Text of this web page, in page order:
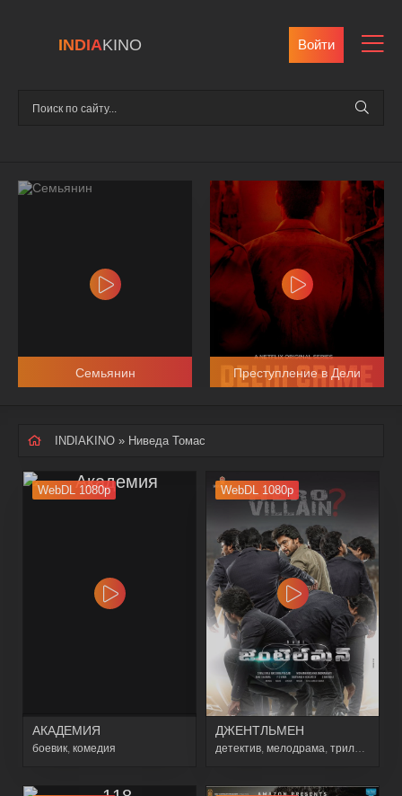
INDIAKINO Войти
Семьянин Преступление в Дели
INDIAKINO » Ниведа Томас
WebDL 1080p
АКАДЕМИЯ
боевик комедия
WebDL 1080p
ДЖЕНТЛЬМЕН
детектив мелодрама триллер